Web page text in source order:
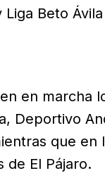
Beto
en marcha
Deportivo
que en
de El Pájaro.